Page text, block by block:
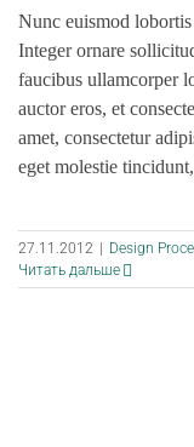
Nunc euismod
Integer ornare
faucibus ullamcorper
auctor eros, et
amet, consectetur
eget molestie
27.11.2012
Design
Читать дальше